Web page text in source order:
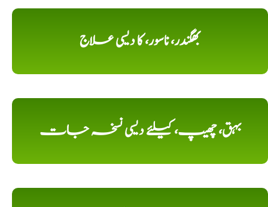
بھگندر، ناسور، کا دیسی علاج
بہق، چھیپ، کیلئے دیسی نسخہ جات